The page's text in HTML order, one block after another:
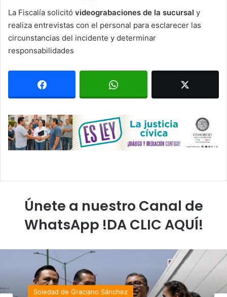
La Fiscalía solicitó videograbaciones de la sucursal y
realiza entrevistas con el personal para esclarecer las
circunstancias del incidente y determinar
responsabilidades
Únete a nuestro Canal de
WhatsApp !DA CLIC AQUÍ!
Soledad de Graciano Sánchez